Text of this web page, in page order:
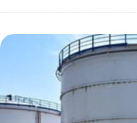
Излила
већа
количина
на
терену